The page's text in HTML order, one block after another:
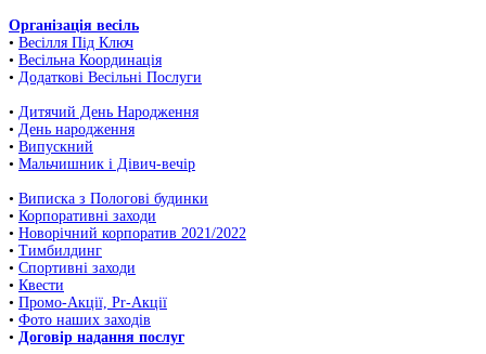
Організація весіль
• Весілля Під Ключ
• Весільна Координація
• Додаткові Весільні Послуги
• Дитячий День Народження
• День народження
• Випускний
• Мальчишник і Дівич-вечір
• Виписка з Пологові будинки
• Корпоративні заходи
• Новорічний корпоратив 2021/2022
• Тимбилдинг
• Спортивні заходи
• Квести
• Промо-Акції, Pr-Акції
• Фото наших заходів
• Договір надання послуг